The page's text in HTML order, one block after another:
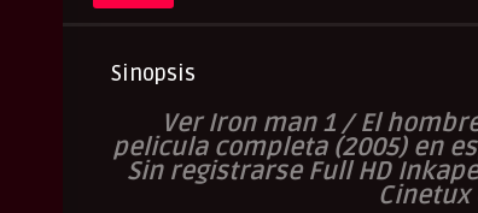
Sinopsis
Ver Iron man 1 / El
pelicula completa (2005) en
Sin registrarse Full HD
Cinetux